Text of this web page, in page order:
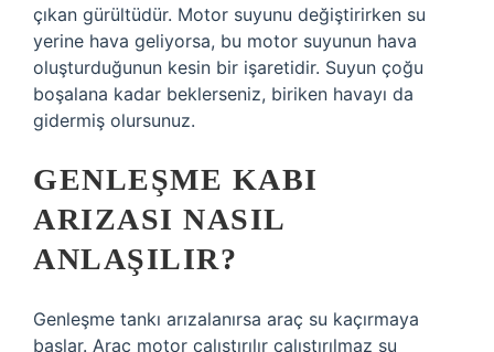
çıkan gürültüdür. Motor suyunu değiştirirken su
yerine hava geliyorsa, bu motor suyunun hava
oluşturduğunun kesin bir işaretidir. Suyun çoğu
boşalana kadar beklerseniz, biriken havayı da
gidermiş olursunuz.
GENLEŞME KABI
ARIZASI NASIL
ANLAŞILIR?
Genleşme tankı arızalanırsa araç su kaçırmaya
başlar. Araç motor çalıştırılır çalıştırılmaz su